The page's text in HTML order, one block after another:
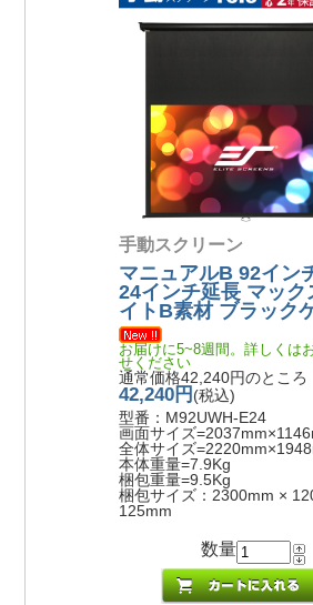
手動スクリーン
マニュアルB 92イン
24インチ延長 マック
イトB素材 ブラック
お届けに5~8週間。詳しくは
せください
通常価格42,240円のところ
42,240円 (税込)
型番：M92UWH-E24
画面サイズ
全体サイズ
本体重量=7.9Kg
梱包重量=9.5Kg
梱包サイズ：2300mm ×
125mm
数量